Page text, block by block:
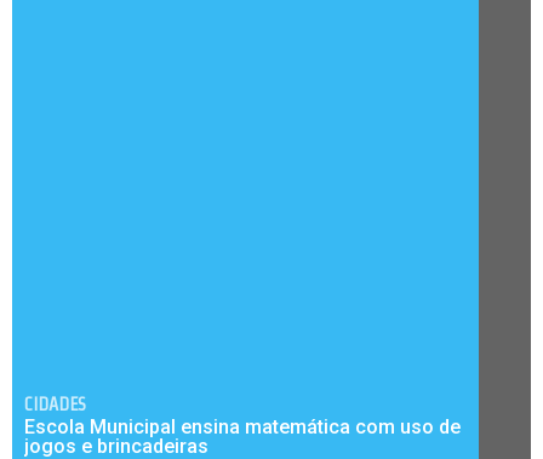
CIDADES
Escola Municipal ensina matemática com uso de
jogos e brincadeiras